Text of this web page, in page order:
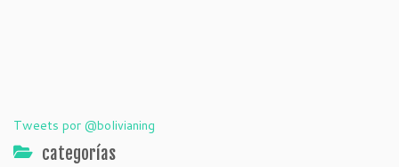
Tweets por @bolivianing
categorías